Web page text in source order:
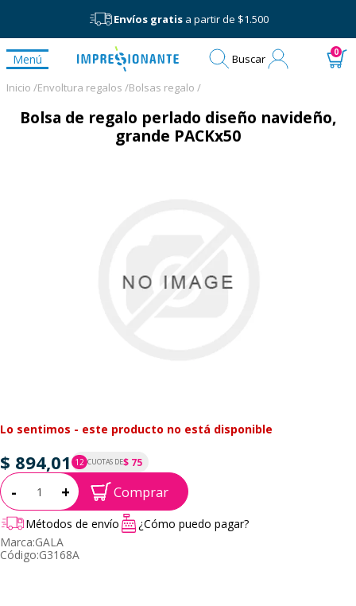
Envíos gratisa partir de $1.500
Menú Buscar 0
Inicio /Envoltura regalos /Bolsas regalo /
Bolsa de regalo perlado diseño navideño,
grande PACKx50
Lo sentimos - este producto no está disponible
$ 894,01 12 CUOTAS DE$ 75
P.T.F. $ 894
Cantidad:
- + Comprar
Métodos de envío
¿Cómo puedo pagar?
Marca:GALA
Código:G3168A